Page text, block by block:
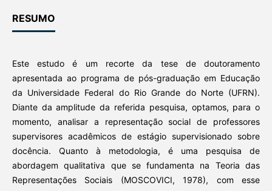
RESUMO
Este estudo é um recorte da tese de doutoramento
apresentada ao programa de pós-graduação em Educação
da Universidade Federal do Rio Grande do Norte (UFRN).
Diante da amplitude da referida pesquisa, optamos, para o
momento, analisar a representação social de professores
supervisores acadêmicos de estágio supervisionado sobre
docência. Quanto à metodologia, é uma pesquisa de
abordagem qualitativa que se fundamenta na Teoria das
Representações Sociais (MOSCOVICI, 1978), com esse